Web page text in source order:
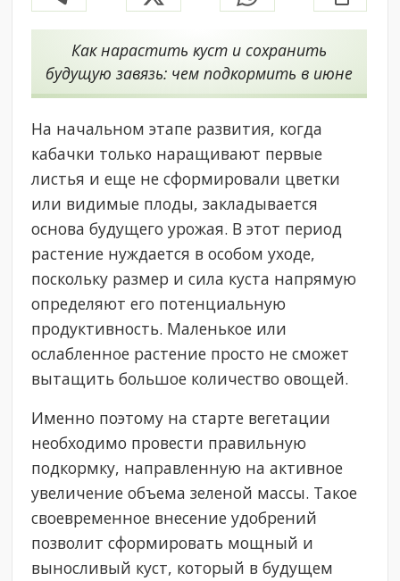
Как нарастить куст и сохранить
будущую завязь: чем подкормить в июне
На начальном этапе развития, когда
кабачки только наращивают первые
листья и еще не сформировали цветки
или видимые плоды, закладывается
основа будущего урожая. В этот период
растение нуждается в особом уходе,
поскольку размер и сила куста напрямую
определяют его потенциальную
продуктивность. Маленькое или
ослабленное растение просто не сможет
вытащить большое количество овощей.
Именно поэтому на старте вегетации
необходимо провести правильную
подкормку, направленную на активное
увеличение объема зеленой массы. Такое
своевременное внесение удобрений
позволит сформировать мощный и
выносливый куст, который в будущем